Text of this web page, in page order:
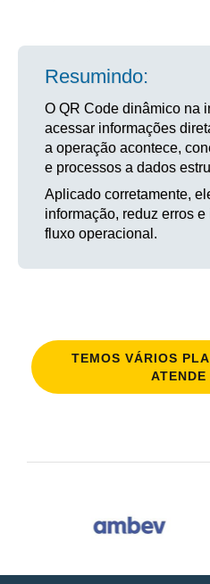
Resumindo:
O QR Code dinâmico na
acessar informações
a operação acontece,
e processos a dados
Aplicado corretamente,
informação, reduz erros
fluxo operacional.
TEMOS VÁRIOS
ATENDE